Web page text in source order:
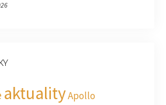
aktualityApollo